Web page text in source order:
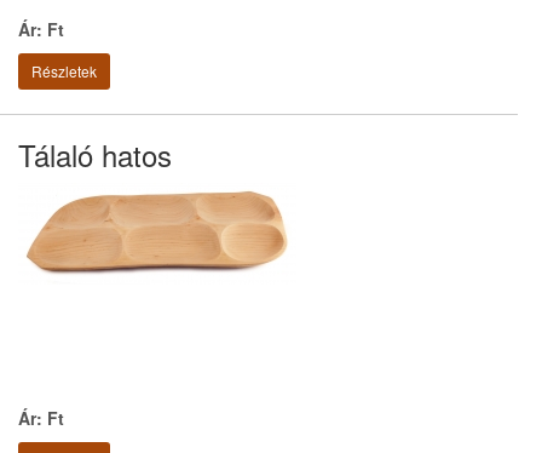
Ár: Ft
Részletek
Tálaló hatos
Ár: Ft